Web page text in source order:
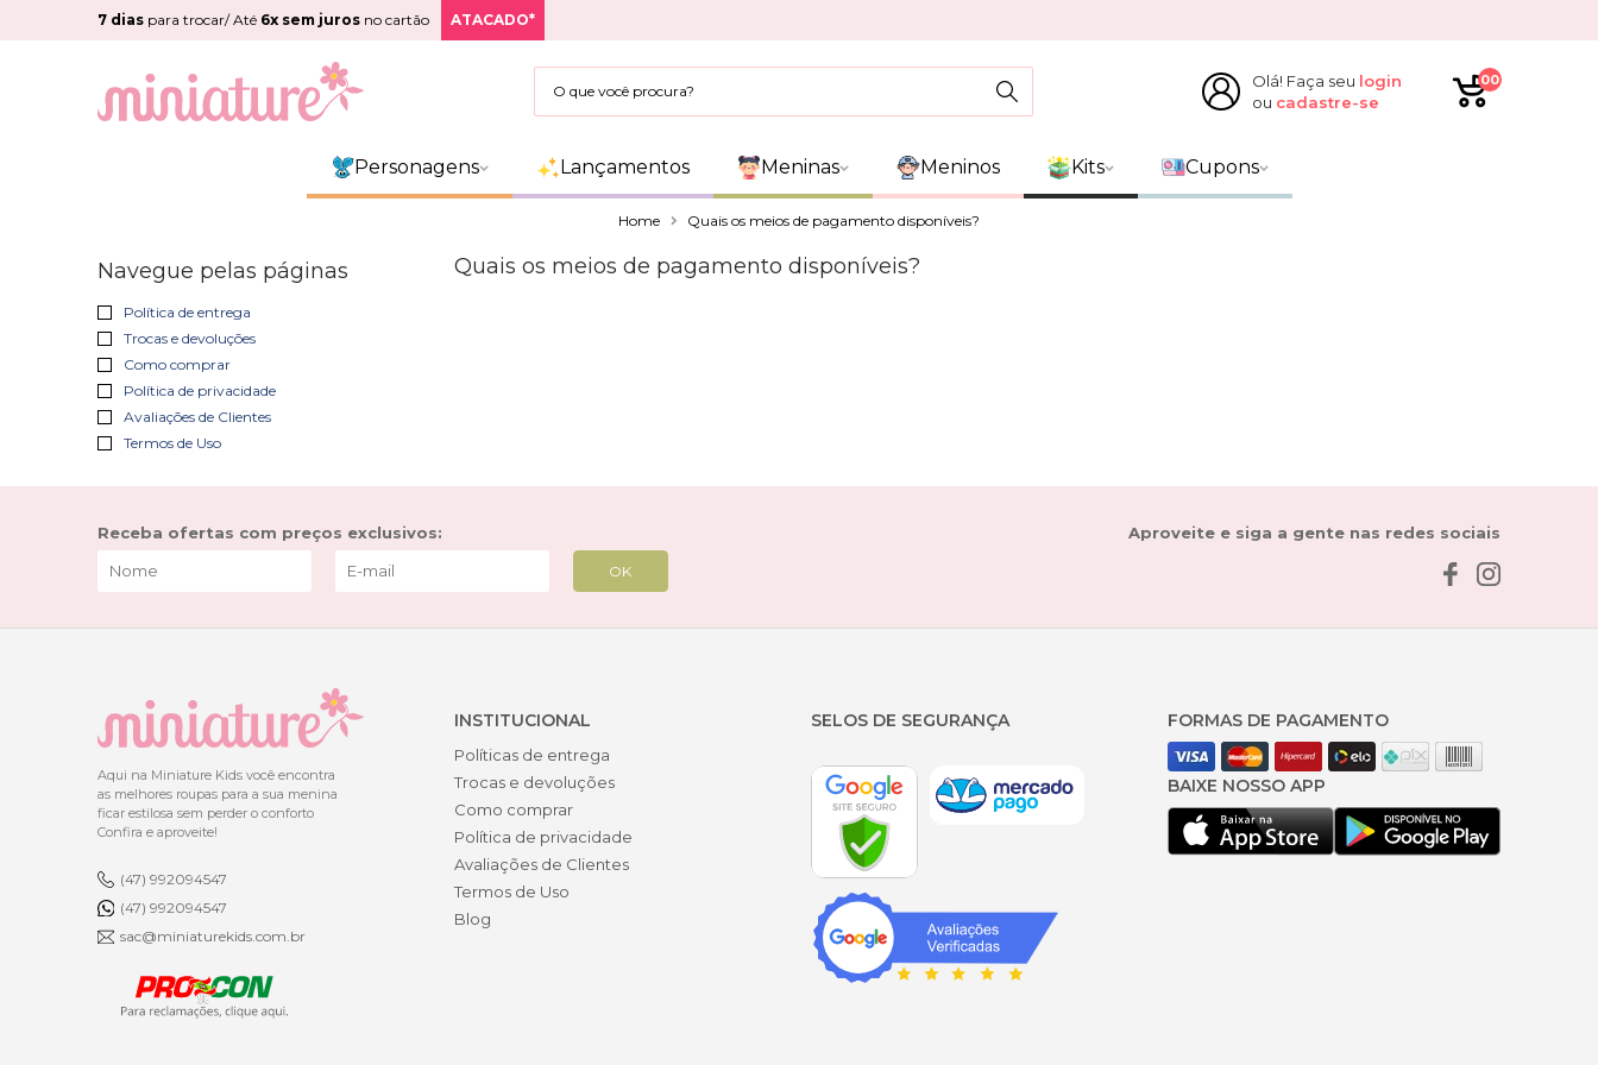
7 dias para trocar/ Até 6x sem juros no cartão ATACADO*
Olá! Faça seu login
ou cadastre-se
00
Personagens Lançamentos Meninas Meninos Kits Cupons
Home Quais os meios de pagamento disponíveis?
Navegue pelas páginas
Política de entrega
Trocas e devoluções
Como comprar
Política de privacidade
Avaliações de Clientes
Termos de Uso
Quais os meios de pagamento disponíveis?
Receba ofertas com preços exclusivos: Aproveite e siga a gente nas redes sociais
Aqui na Miniature Kids você encontra
as melhores roupas para a sua menina
ficar estilosa sem perder o conforto
Confira e aproveite!
(47) 992094547
(47) 992094547
sac@miniaturekids.com.br
INSTITUCIONAL
Políticas de entrega
Trocas e devoluções
Como comprar
Política de privacidade
Avaliações de Clientes
Termos de Uso
Blog
SELOS DE SEGURANÇA FORMAS DE PAGAMENTO
BAIXE NOSSO APP